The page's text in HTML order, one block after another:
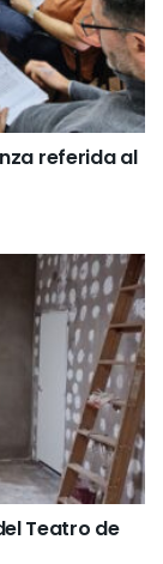
referida al
Teatro de